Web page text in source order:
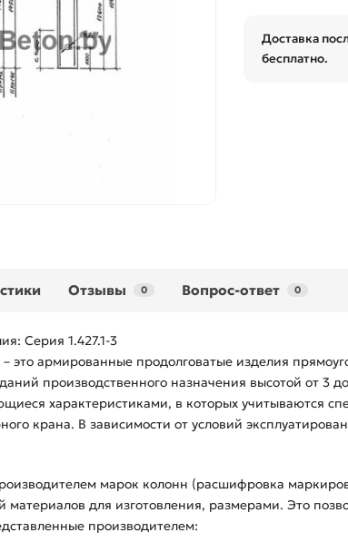
Доставка
бесплатно.
Отзывы 0 Вопрос-ответ 0
Серия 1.427.1-3
это армированные продолговатые изделия
производственного назначения высотой от 3
характеристиками, в которых учитываются
крана. В зависимости от условий
марок колонн (расшифровка
материалов для изготовления, размерами. Это
производителем: